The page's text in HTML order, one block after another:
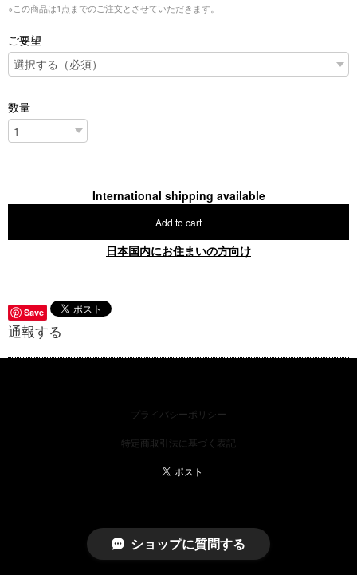
※この商品は1点までのご注文とさせていただきます。
ご要望
数量
International shipping available
Add to cart
日本国内にお住まいの方向け
Save
通報する
プライバシーポリシー
特定商取引法に基づく表記
ショップに質問する